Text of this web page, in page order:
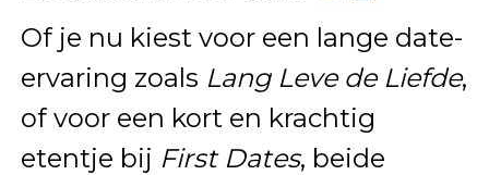
Of je nu kiest voor een lange date-
ervaring zoals Lang Leve de Liefde,
of voor een kort en krachtig
etentje bij First Dates, beide